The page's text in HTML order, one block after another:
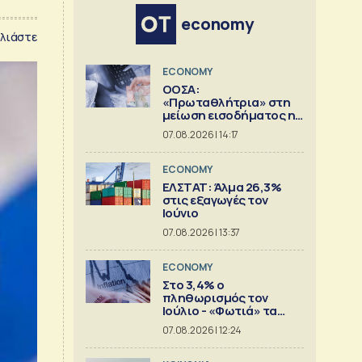
economy
ECONOMY
ΟΟΣΑ:
«Πρωταθλήτρια» στη
μείωση εισοδήματος η
Ελλάδα
07.08.2026 | 14:17
ECONOMY
ΕΛΣΤΑΤ: Άλμα 26,3%
στις εξαγωγές τον
Ιούνιο
07.08.2026 | 13:37
ECONOMY
Στο 3,4% ο
πληθωρισμός τον
Ιούλιο - «Φωτιά» τα
καύσιμα
07.08.2026 | 12:24